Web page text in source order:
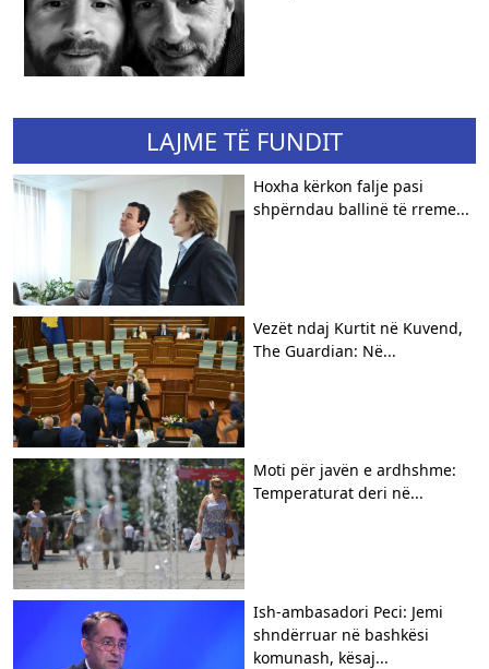
LAJME TË FUNDIT
Hoxha kërkon falje pasi
shpërndau ballinë të rreme...
Vezët ndaj Kurtit në Kuvend,
The Guardian: Në...
Moti për javën e ardhshme:
Temperaturat deri në...
Ish-ambasadori Peci: Jemi
shndërruar në bashkësi
komunash, kësaj...